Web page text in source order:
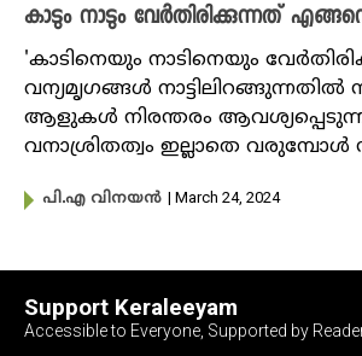
കാടും നാടും വേർതിരിക്കുന്നത്
'കാടിനെയും നാടിനെയും
വന്യമൃഗങ്ങള്‍ നാട്ടിലിറങ്ങുന്നതില്‍
ആളുകൾ നിരന്തരം ആവശ്യപ്പെടുന്ന
വനാശ്രിതത്വം ഇല്ലാതെ
പി.എ വിനയന്‍ | March 24, 2024
Support Keraleeyam
Accessible to Everyone, Supported by